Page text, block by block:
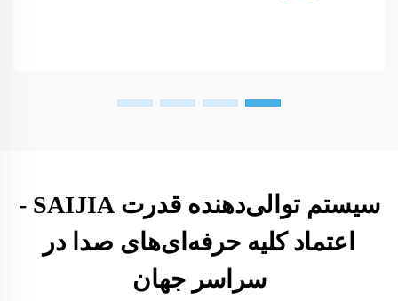
سیستم توالی‌دهنده قدرت SAIJIA -
اعتماد کلیه حرفه‌ای‌های صدا در
سراسر جهان